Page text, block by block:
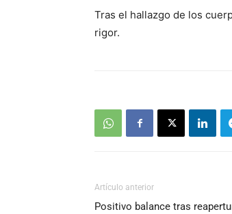
Tras el hallazgo de los
rigor.
Artículo anterior
Positivo balance tras